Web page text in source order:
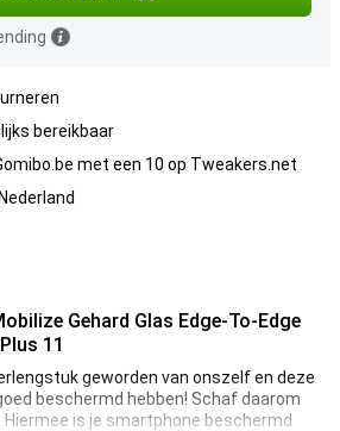
bereikbaar
met een 10 op Tweakers.net
Gehard Glas Edge-To-Edge
11
geworden van onszelf en deze
beschermd hebben! Schaf daarom
is je smartphone beschermd